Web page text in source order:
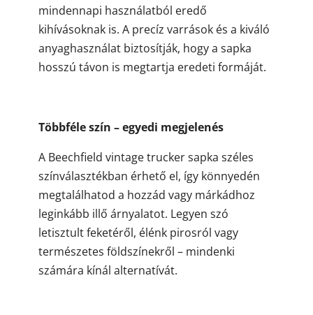
mindennapi használatból eredő
kihívásoknak is. A precíz varrások és a kiváló
anyaghasználat biztosítják, hogy a sapka
hosszú távon is megtartja eredeti formáját.
Többféle szín – egyedi megjelenés
A Beechfield vintage trucker sapka széles
színválasztékban érhető el, így könnyedén
megtalálhatod a hozzád vagy márkádhoz
leginkább illő árnyalatot. Legyen szó
letisztult feketéről, élénk pirosról vagy
természetes földszínekről – mindenki
számára kínál alternatívát.